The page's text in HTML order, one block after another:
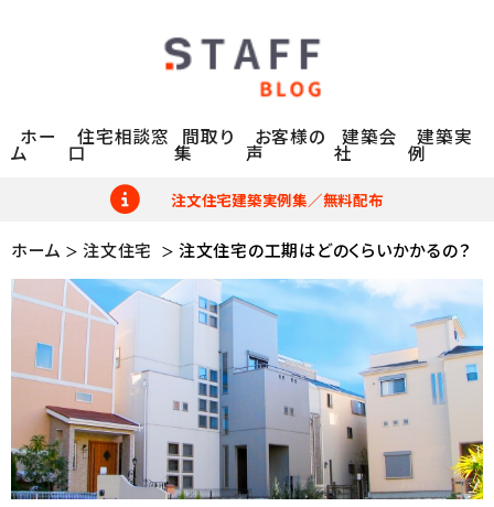
ホー
ム
住宅相談窓
口
間取り
集
お客様の
声
建築会
社
建築実
例
注文住宅建築実例集／無料配布
ホーム 注文住宅 注文住宅の工期はどのくらいかかるの？